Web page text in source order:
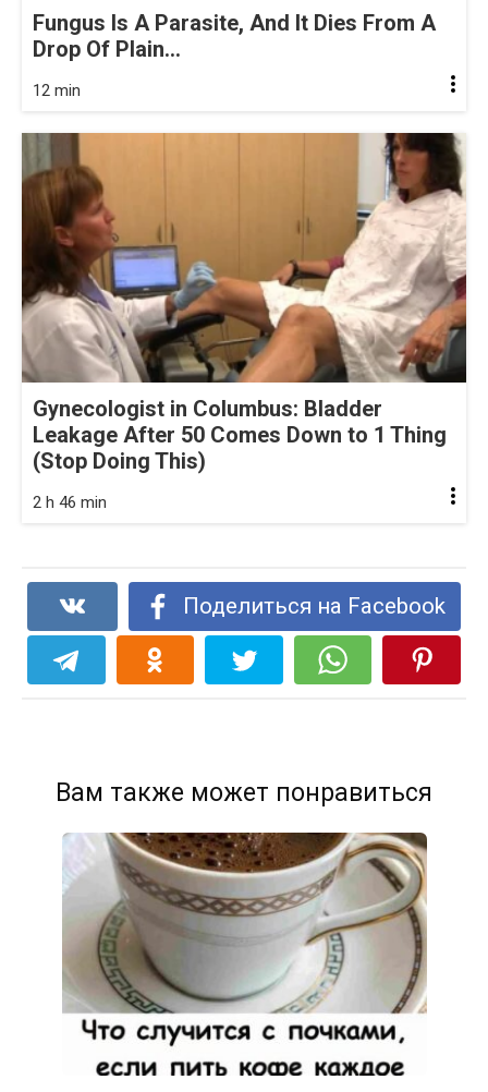
Fungus Is A Parasite, And It Dies From A
Drop Of Plain...
12 min
Gynecologist in Columbus: Bladder
Leakage After 50 Comes Down to 1 Thing
(Stop Doing This)
2 h 46 min
Поделиться на Facebook
Вам также может понравиться